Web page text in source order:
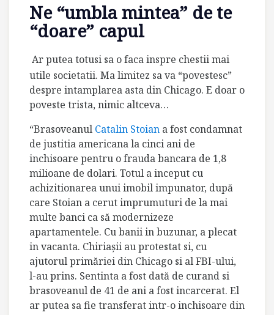
Ne “umbla mintea” de te
“doare” capul
Ar putea totusi sa o faca inspre chestii mai
utile societatii. Ma limitez sa va “povestesc”
despre intamplarea asta din Chicago. E doar o
poveste trista, nimic altceva…
“Brasoveanul Catalin Stoian a fost condamnat
de justitia americana la cinci ani de
inchisoare pentru o frauda bancara de 1,8
milioane de dolari. Totul a inceput cu
achizitionarea unui imobil impunator, după
care Stoian a cerut imprumuturi de la mai
multe banci ca să modernizeze
apartamentele. Cu banii in buzunar, a plecat
in vacanta. Chiriaşii au protestat si, cu
ajutorul primăriei din Chicago si al FBI-ului,
l-au prins. Sentinta a fost dată de curand si
brasoveanul de 41 de ani a fost incarcerat. El
ar putea sa fie transferat intr-o inchisoare din